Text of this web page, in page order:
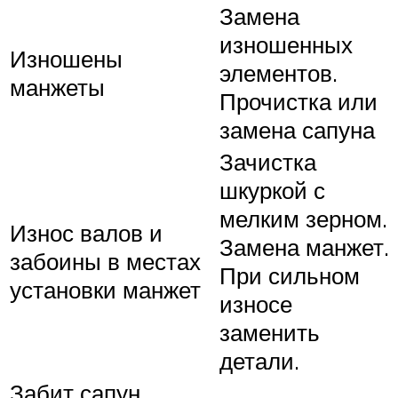
Изношены
манжеты
Замена
изношенных
элементов.
Прочистка или
замена сапуна
Износ валов и
забоины в местах
установки манжет
Зачистка
шкуркой с
мелким зерном.
Замена манжет.
При сильном
износе
заменить
детали.